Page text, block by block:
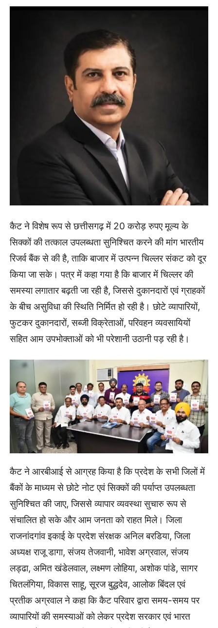
कैट ने विशेष रूप से छत्तीसगढ़ में 20 करोड़ रुपए मूल्य के
सिक्कों की तत्काल उपलब्धता सुनिश्चित करने की मांग भारतीय
रिजर्व बैंक से की है, ताकि बाजार में उत्पन्न चिल्लर संकट को दूर
किया जा सके। पत्र में कहा गया है कि बाजार में चिल्लर की
समस्या लगातार बढ़ती जा रही है, जिससे दुकानदारों एवं ग्राहकों
के बीच असुविधा की स्थिति निर्मित हो रही है। छोटे व्यापारियों,
फुटकर दुकानदारों, सब्जी विक्रेताओं, परिवहन व्यवसायियों
सहित आम उपभोक्ताओं को भी परेशानी उठानी पड़ रही है।
कैट ने आरबीआई से आग्रह किया है कि प्रदेश के सभी जिलों में
बैंकों के माध्यम से छोटे नोट एवं सिक्कों की पर्याप्त उपलब्धता
सुनिश्चित की जाए, जिससे व्यापार व्यवस्था सुचारु रूप से
संचालित हो सके और आम जनता को राहत मिले। जिला
राजनांदगांव इकाई के प्रदेश संरक्षक अनिल बरडिया, जिला
अध्यक्ष राजू डागा, संजय तेजवानी, भावेश अग्रवाल, संजय
लड्ढा, अमित खंडेलवाल, लक्ष्मण लोहिया, अशोक पांडे, सागर
चितलंगिया, विकास साहू, सूरज बुद्धदेव, आलोक बिंदल एवं
प्रतीक अग्रवाल ने कहा कि कैट परिवार द्वारा समय-समय पर
व्यापारियों की समस्याओं को लेकर प्रदेश सरकार एवं भारत